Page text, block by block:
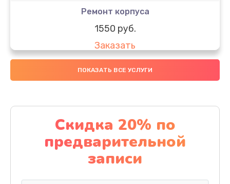
Ремонт корпуса
1550 руб.
Заказать
Настройка
Заказать
Ремонт кнопки
1200 руб.
Заказать
ПОКАЗАТЬ ВСЕ УСЛУГИ
Скидка 20% по
предварительной
записи